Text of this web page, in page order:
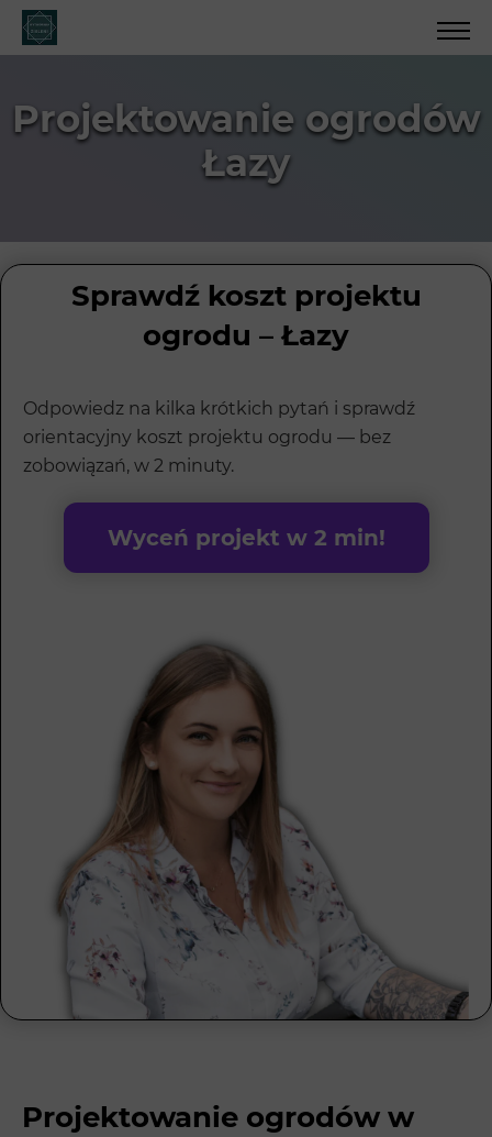
Projektowanie ogrodów
Łazy
Sprawdź koszt projektu
ogrodu – Łazy
Odpowiedz na kilka krótkich pytań i sprawdź
orientacyjny koszt projektu ogrodu — bez
zobowiązań, w 2 minuty.
Wyceń projekt w 2 min!
Projektowanie ogrodów w